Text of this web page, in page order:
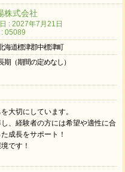
株式会社
: 2027年7月21日
05089
海道標津郡中標津町
期（期間の定めなし）
大切にしています。
、経験者の方には希望や適性に合
成長をサポート！
です！